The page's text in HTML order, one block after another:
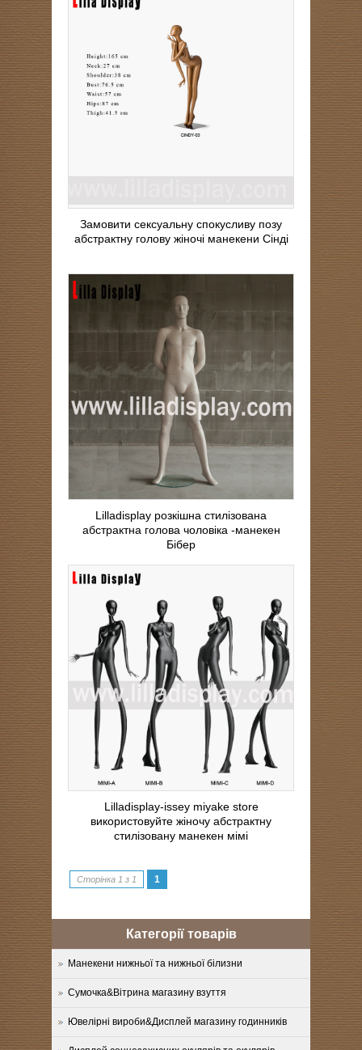
Замовити сексуальну спокусливу позу
абстрактну голову жіночі манекени Сінді
Lilladisplay розкішна стилізована
абстрактна голова чоловіка -манекен
Бібер
Lilladisplay-issey miyake store
використовуйте жіночу абстрактну
стилізовану манекен мімі
Сторінка 1 з 1 1
Категорії товарів
Манекени нижньої та нижньої білизни
Сумочка&Вітрина магазину взуття
Ювелірні вироби&Дисплей магазину годинників